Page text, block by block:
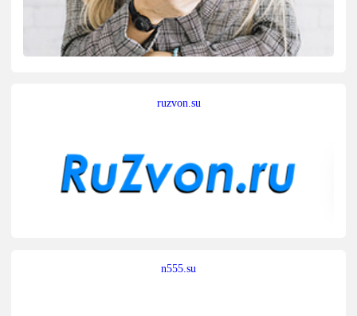
ruzvon.su
n555.su